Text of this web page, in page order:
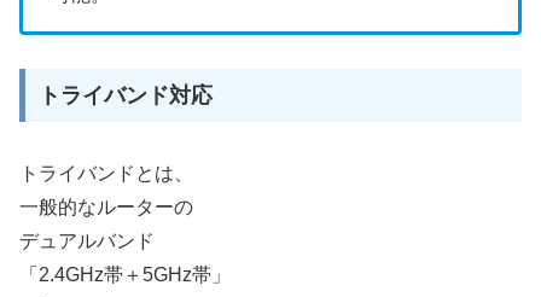
トライバンド対応
トライバンドとは、
一般的なルーターの
デュアルバンド
「2.4GHz帯＋5GHz帯」